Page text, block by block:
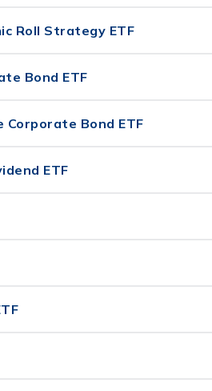
Roll Strategy ETF
Bond ETF
Bond ETF
ETF